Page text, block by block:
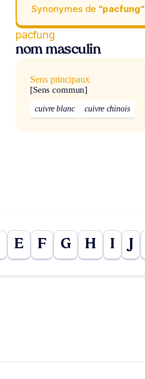
Synonymes de “pacfung“
pacfung
nom masculin
Sens principaux
[Sens commun]
cuivre blanc cuivre chinois
E F G H I J